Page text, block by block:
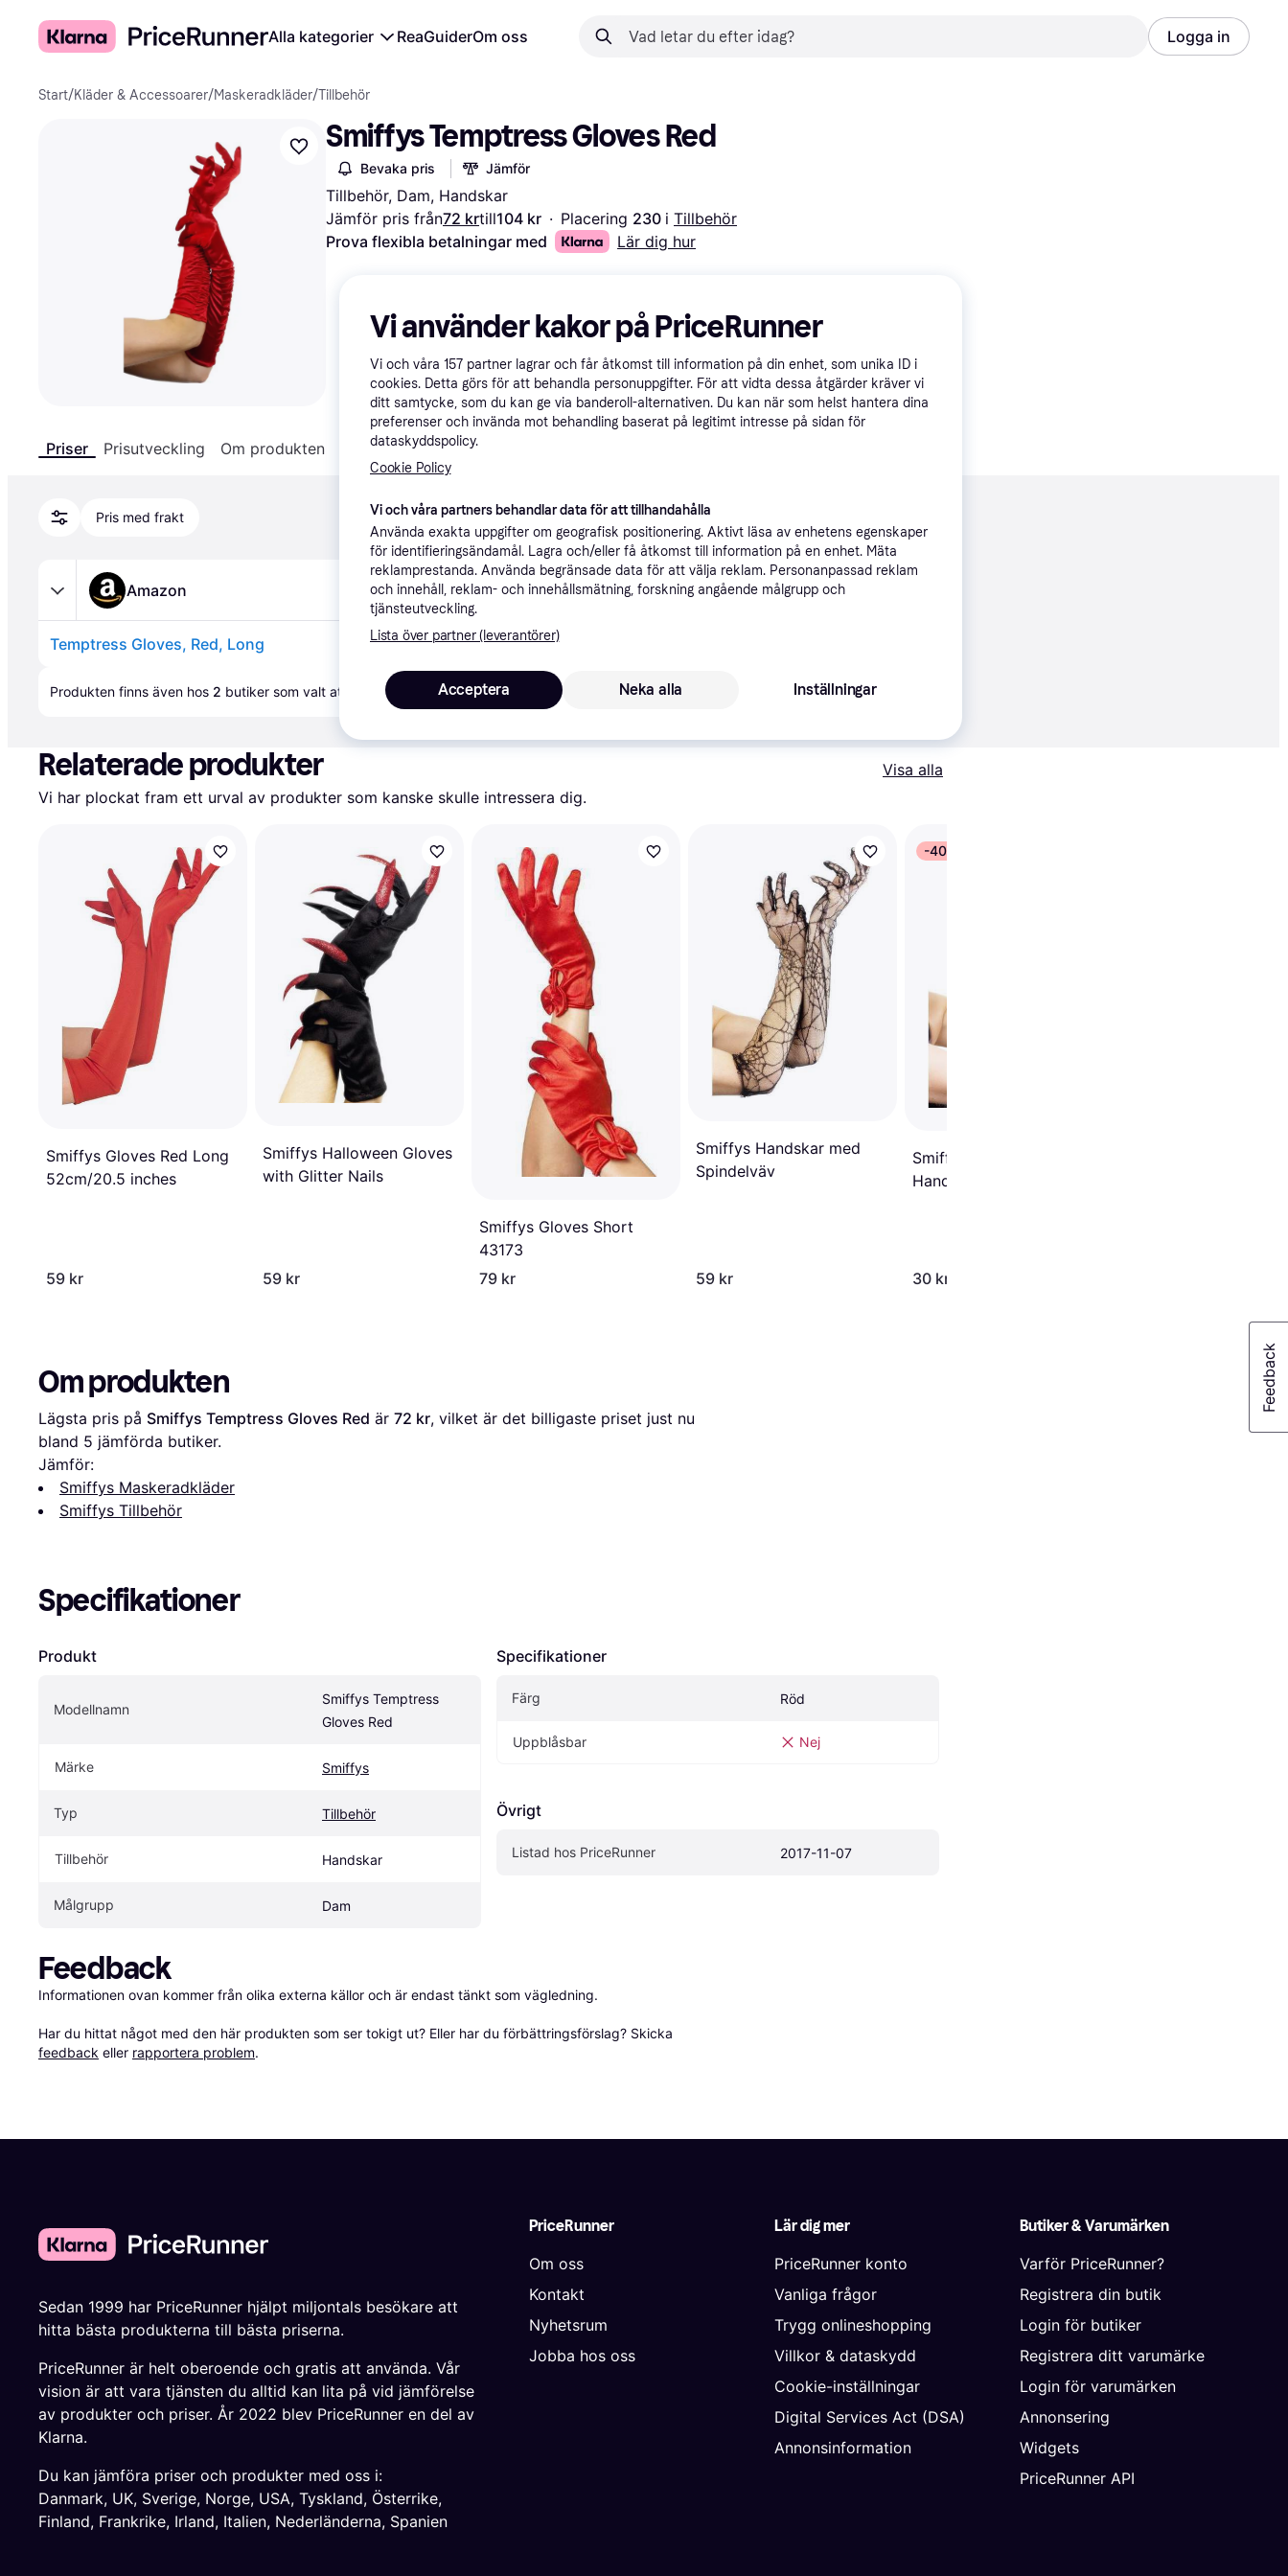
Alla kategorier ReaGuiderOm oss Logga in
Start/Kläder & Accessoarer/Maskeradkläder/Tillbehör
Smiffys Temptress Gloves Red
Bevaka pris Jämför
Tillbehör, Dam, Handskar
Jämför pris från72 krtill104 kr · Placering 230 i Tillbehör
Prova flexibla betalningar med
Lär dig hur
Priser Prisutveckling Om produkten Specifikationer
Pris med frakt
Amazon
Temptress Gloves, Red, Long
Produkten finns även hos 2 butiker som valt att inte samarbeta med PriceRunner. Visa alla erbjudanden
Relaterade produkter
Visa alla
Vi har plockat fram ett urval av produkter som kanske skulle intressera dig.
Smiffys Gloves Red Long
52cm/20.5 inches
59 kr
Smiffys Halloween Gloves
with Glitter Nails
59 kr
Smiffys Gloves Short
43173
79 kr
Smiffys Handskar med
Spindelväv
59 kr
-40%
Smiffys Långa Svarta
Handskar
30 kr
Om produkten
Lägsta pris på Smiffys Temptress Gloves Red är 72 kr, vilket är det billigaste priset just nu
bland 5 jämförda butiker.
Jämför:
Smiffys Maskeradkläder
Smiffys Tillbehör
Specifikationer
Produkt
Modellnamn
Smiffys Temptress
Gloves Red
Märke Smiffys
Typ Tillbehör
Tillbehör Handskar
Målgrupp Dam
Specifikationer
Färg Röd
Uppblåsbar Nej
Övrigt
Listad hos PriceRunner 2017-11-07
Feedback
Informationen ovan kommer från olika externa källor och är endast tänkt som vägledning.
Har du hittat något med den här produkten som ser tokigt ut? Eller har du förbättringsförslag? Skicka
feedback eller rapportera problem.
PriceRunner
Om oss
Kontakt
Nyhetsrum
Jobba hos oss
Lär dig mer
PriceRunner konto
Vanliga frågor
Trygg onlineshopping
Villkor & dataskydd
Cookie-inställningar
Digital Services Act (DSA)
Annonsinformation
Butiker & Varumärken
Varför PriceRunner?
Registrera din butik
Login för butiker
Registrera ditt varumärke
Login för varumärken
Annonsering
Widgets
PriceRunner API
Sedan 1999 har PriceRunner hjälpt miljontals besökare att
hitta bästa produkterna till bästa priserna.
PriceRunner är helt oberoende och gratis att använda. Vår
vision är att vara tjänsten du alltid kan lita på vid jämförelse
av produkter och priser. År 2022 blev PriceRunner en del av
Klarna.
Du kan jämföra priser och produkter med oss i:
Danmark, UK, Sverige, Norge, USA, Tyskland, Österrike,
Finland, Frankrike, Irland, Italien, Nederländerna, Spanien
Vi använder kakor på PriceRunner
Vi och våra 157 partner lagrar och får åtkomst till information på din enhet, som unika ID i
cookies. Detta görs för att behandla personuppgifter. För att vidta dessa åtgärder kräver vi
ditt samtycke, som du kan ge via banderoll-alternativen. Du kan när som helst hantera dina
preferenser och invända mot behandling baserat på legitimt intresse på sidan för
dataskyddspolicy.
Cookie Policy
Vi och våra partners behandlar data för att tillhandahålla
Använda exakta uppgifter om geografisk positionering. Aktivt läsa av enhetens egenskaper
för identifieringsändamål. Lagra och/eller få åtkomst till information på en enhet. Mäta
reklamprestanda. Använda begränsade data för att välja reklam. Personanpassad reklam
och innehåll, reklam- och innehållsmätning, forskning angående målgrupp och
tjänsteutveckling.
Lista över partner (leverantörer)
Neka alla
Acceptera Inställningar